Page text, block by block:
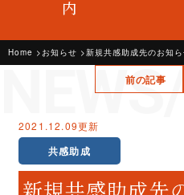
Home お知らせ 新規共感助成先のお知
前の記事
2021.12.09更新
共感助成